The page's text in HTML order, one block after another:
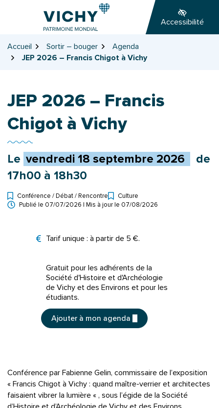
page
Accessibilité
Accueil Sortir – bouger
Agenda
JEP 2026 – Francis Chigot à Vichy
JEP 2026 – Francis
Chigot à Vichy
Le vendredi 18 septembre 2026
de
17h00 à 18h30
Conférence / Débat / RencontreTypes d'événement
Culture
Publié le 07/07/2026 | Mis à jour le 07/08/2026
Tarifs
Tarif unique : à partir de 5 €.
Gratuit pour les adhérents de la
Société d'Histoire et d'Archéologie
de Vichy et des Environs et pour les
étudiants.
Ajouter à mon agenda
Conférence par Fabienne Gelin, commissaire de l’exposition
« Francis Chigot à Vichy : quand maître-verrier et architectes
faisaient vibrer la lumière « , sous l’égide de la Société